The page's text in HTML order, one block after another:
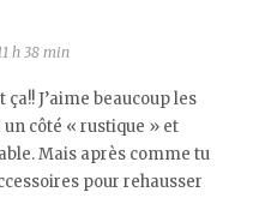
h 38 min
ça!! J’aime beaucoup les
côté « rustique » et
Mais après comme tu
pour rehausser